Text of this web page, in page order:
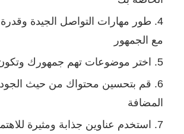
طور مهارات التواصل الجيدة
مع الجمهور
اختر موضوعات تهم جمهورك
قم بتحسين محتواك من حيث
المضافة
استخدم عناوين جذابة ومثيرة